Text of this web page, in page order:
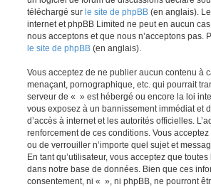
téléchargé sur le site de phpBB (en anglais).
internet et phpBB Limited ne peut en aucun
nous acceptons et que nous n’acceptons pas.
le site de phpBB (en anglais).
Vous acceptez de ne publier aucun contenu à
menaçant, pornographique, etc. qui pourrait
serveur de « » est hébergé ou encore la loi
vous exposez à un bannissement immédiat et
d’accès à internet et les autorités officielles.
renforcement de ces conditions. Vous
ou de verrouiller n’importe quel sujet et
En tant qu’utilisateur, vous acceptez que
dans notre base de données. Bien que ces
consentement, ni « », ni phpBB, ne pourront